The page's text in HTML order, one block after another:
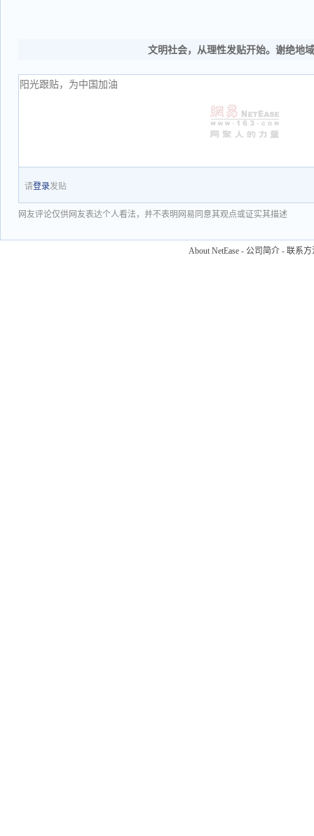
文明社会，从理性发贴开始。谢绝地
请登录发贴
网友评论仅供网友表达个人看法，并不表明网易同意其观点或证实其描述
About NetEase - 公司简介 - 联系方